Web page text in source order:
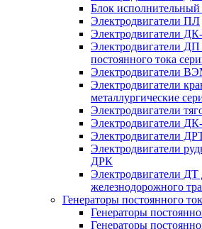
Блок
Электродвигатели ПЛ
Электродвигатели
Электродвигатели ДП
постоянного тока
Электродвигатели
Электродвигатели
металлургические
Электродвигатели
Электродвигатели
Электродвигатели
Электродвигатели
ДРК
Электродвигатели ДТ
железнодорожного
Генераторы постоянного
Генераторы
Генераторы